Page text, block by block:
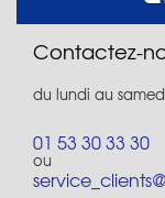
Contactez-
du lundi au
01 53 30 33 30
ou